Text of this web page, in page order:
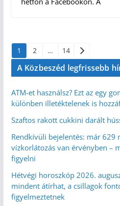
Bejegyzések
lapozása
1 2 … 14
A Közbeszéd legfrissebb
ATM-et használsz? Ezt az egy
különben illetéktelenek is
Szaftos rakott cukkini darált
Rendkívüli bejelentés: már 629
vízkorlátozás van érvényben –
figyelni
Hétvégi horoszkóp 2026.
mindent átírhat, a csillagok
figyelmeztetnek